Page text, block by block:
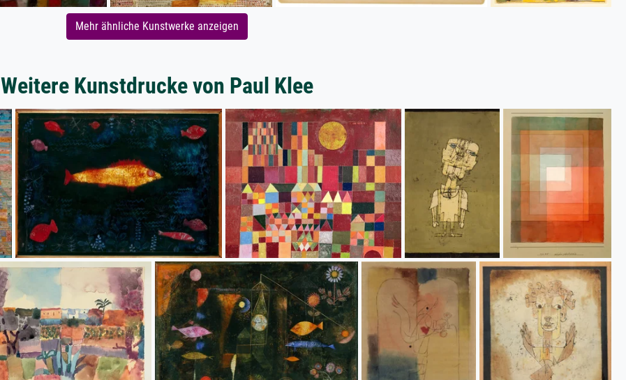
Mehr ähnliche Kunstwerke anzeigen
Weitere Kunstdrucke von Paul Klee